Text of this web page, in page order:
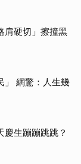
肩硬切」擦撞黑
」 網驚：人生幾
慶生蹦蹦跳跳？